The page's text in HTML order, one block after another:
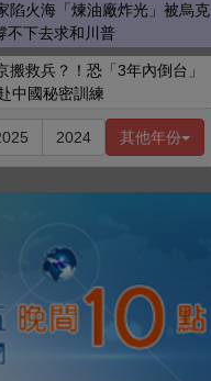
陷火海「煉油廠炸光」被烏克
不下去求和川普
搬救兵？！恐「3年內倒台」
中國秘密訓練
2024 其他年份